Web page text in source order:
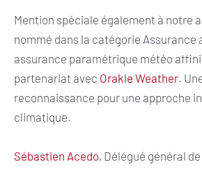
Mention spéciale également à notre
nommé dans la catégorie Assurance
assurance paramétrique météo
partenariat avec Orakle Weather.
reconnaissance pour une approche
climatique.
Sébastien Acedo, Délégué général